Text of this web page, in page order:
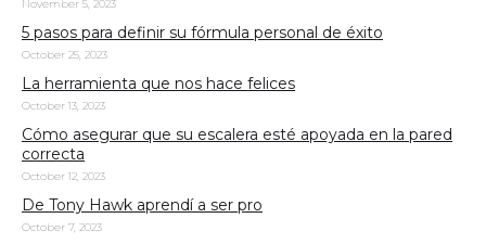
November 5, 2023
5 pasos para definir su fórmula personal de éxito
October 25, 2023
La herramienta que nos hace felices
October 13, 2023
Cómo asegurar que su escalera esté apoyada en la pared
correcta
October 12, 2023
De Tony Hawk aprendí a ser pro
October 7, 2023